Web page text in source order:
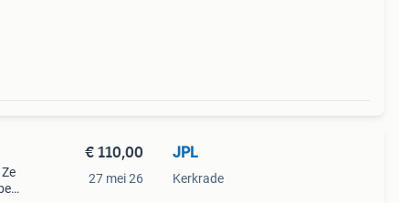
€ 110,00
27 mei 26
JPL
Kerkrade